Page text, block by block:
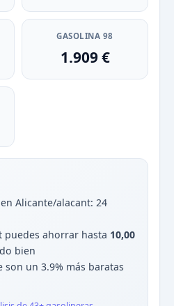
GASOLINA 98
1.909 €
en Alicante/alacant: 24
puedes ahorrar hasta 10,00
bien
son un 3.9% más baratas